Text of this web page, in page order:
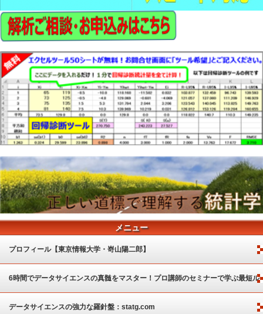
メニュー
プロフィール【東京情報大学・嵜山陽二郎】
6時間でデータサイエンスの真髄をマスター！プロ講師のセミナーで学ぶ最短ル
ート
データサイエンスの強力な羅針盤：statg.com